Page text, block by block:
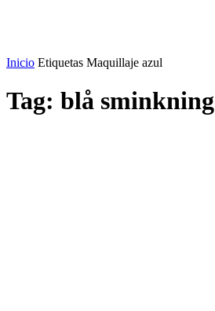
Inicio Etiquetas Maquillaje azul
Tag: blå sminkning